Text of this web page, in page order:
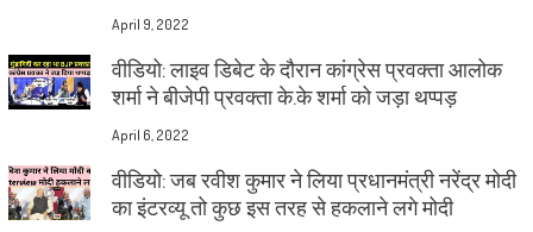
April 9, 2022
वीडियो: लाइव डिबेट के दौरान कांग्रेस प्रवक्ता आलोक
शर्मा ने बीजेपी प्रवक्ता के.के शर्मा को जड़ा थप्पड़
April 6, 2022
वीडियो: जब रवीश कुमार ने लिया प्रधानमंत्री नरेंद्र मोदी
का इंटरव्यू तो कुछ इस तरह से हकलाने लगे मोदी